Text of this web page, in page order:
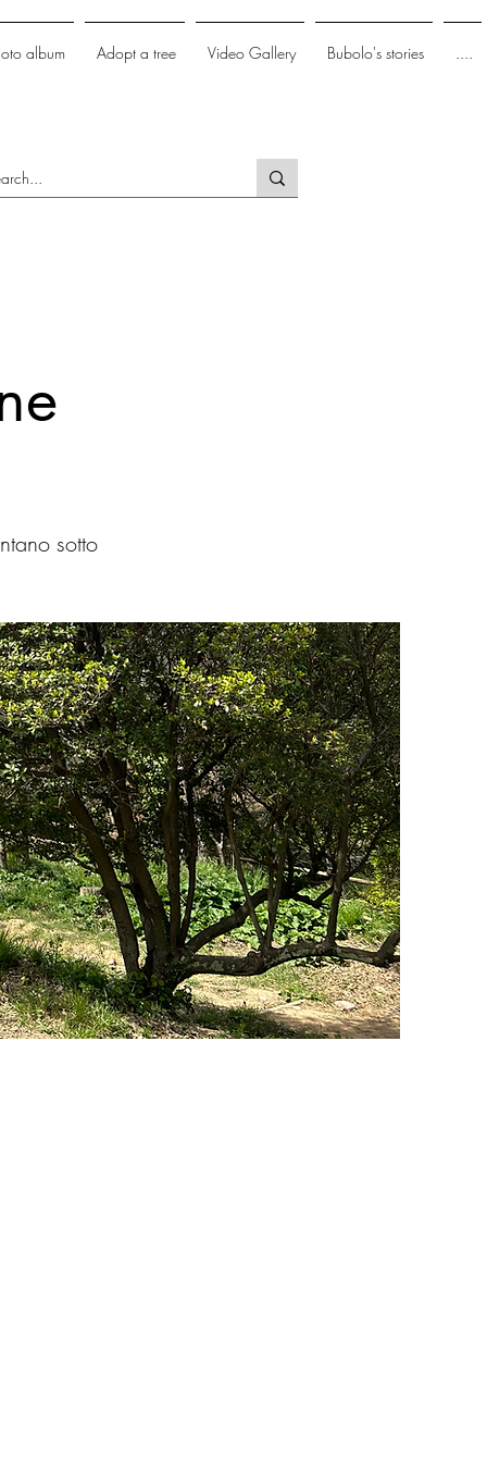
album Adopt a tree Video Gallery Bubolo's stories ....
sotto